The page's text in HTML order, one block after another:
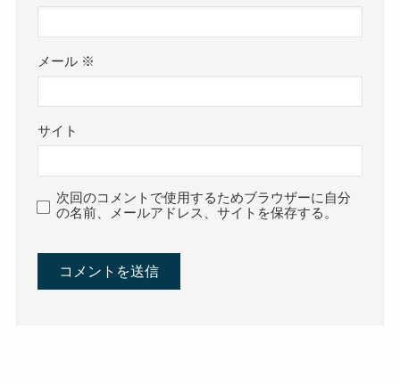
メール ※
サイト
次回のコメントで使用するためブラウザーに自分
の名前、メールアドレス、サイトを保存する。